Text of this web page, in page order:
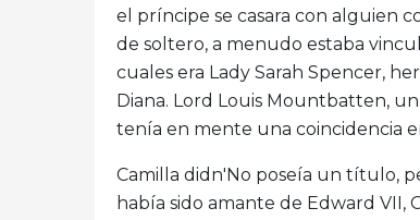
el príncipe se casara con alguien
de soltero, a menudo estaba
cuales era Lady Sarah Spencer,
Diana. Lord Louis Mountbatten,
tenía en mente una coincidencia
Camilla didn'No poseía un título,
había sido amante de Edward VII,